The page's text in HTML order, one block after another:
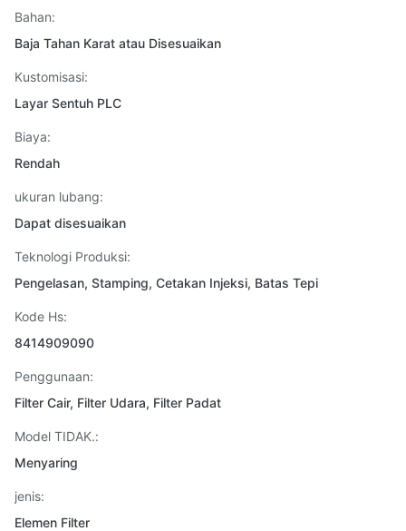
Bahan:
Baja Tahan Karat atau Disesuaikan
Kustomisasi:
Layar Sentuh PLC
Biaya:
Rendah
ukuran lubang:
Dapat disesuaikan
Teknologi Produksi:
Pengelasan, Stamping, Cetakan Injeksi, Batas Tepi
Kode Hs:
8414909090
Penggunaan:
Filter Cair, Filter Udara, Filter Padat
Model TIDAK.:
Menyaring
jenis:
Elemen Filter